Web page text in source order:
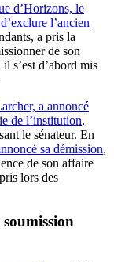
d’Horizons, le
l’ancien
a pris la
de son
s’est d’abord mis
a annoncé
de l’institution,
le sénateur. En
sa démission,
de son affaire
lors des